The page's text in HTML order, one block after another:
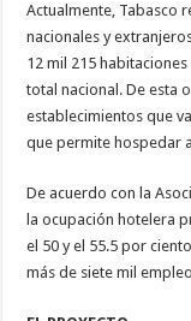
Actualmente, Tabasco
nacionales y
12 mil 215
total nacional. De esta
establecimientos que
que permite hospedar
De acuerdo con la
la ocupación hotelera
el 50 y el 55.5 por
más de siete mil